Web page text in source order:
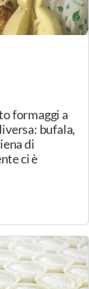
Casei. In
proposta di